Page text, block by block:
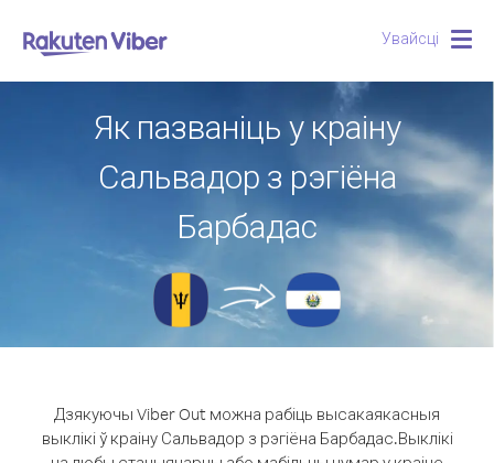
Увайсці
Як пазваніць у краіну
Сальвадор з рэгіёна
Барбадас
Дзякуючы Viber Out можна рабіць высакаякасныя
выклікі ў краіну Сальвадор з рэгіёна Барбадас.Выклікі